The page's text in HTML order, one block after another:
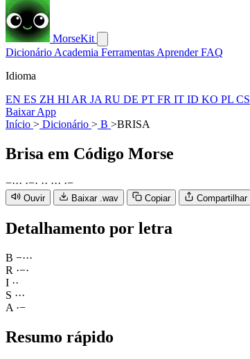
MorseKit
Dicionário Academia Ferramentas AprenderFAQ
Idioma
EN ES ZH HI AR JA RU DE PT FR IT ID KO PL CS
Baixar App
Início > Dicionário > B >BRISA
Brisa em Código Morse
−··· ·−· ·· ··· ·−
Ouvir Baixar .wav Copiar Compartilhar
Detalhamento por letra
B −···
R ·−·
I ··
S ···
A ·−
Resumo rápido